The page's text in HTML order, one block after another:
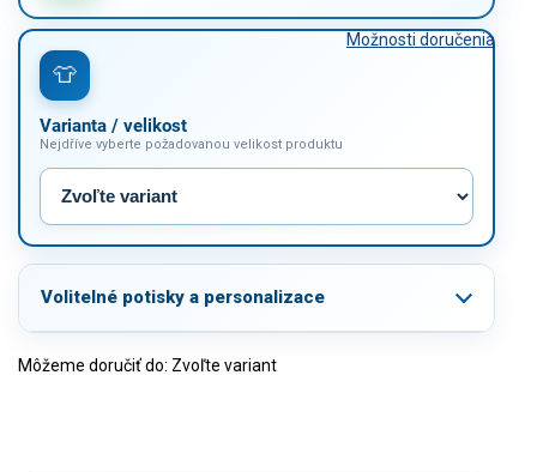
Varianta / velikost
Nejdříve vyberte požadovanou velikost produktu
Volitelné potisky a personalizace
Môžeme doručiť do: Zvoľte variant
Možnosti doručenia